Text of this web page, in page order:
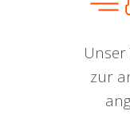
zur